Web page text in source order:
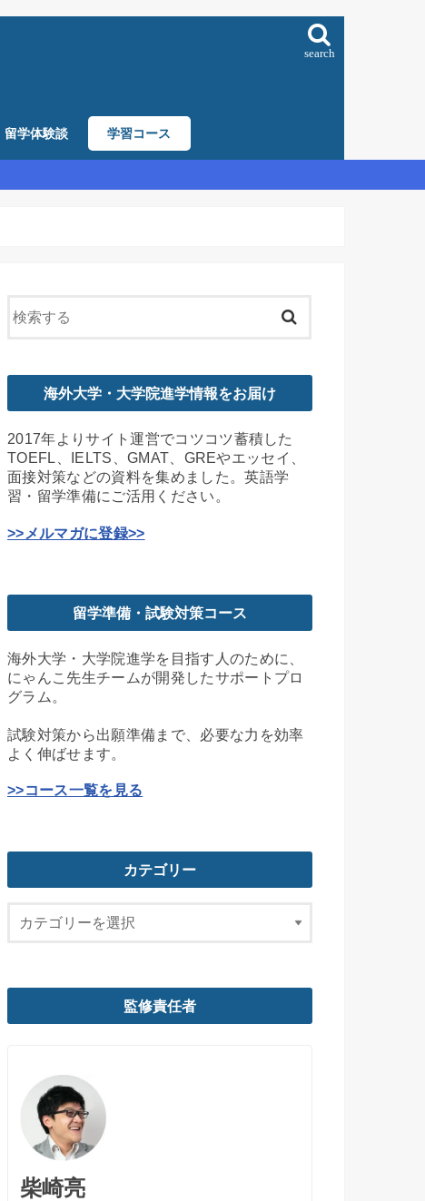
search
留学体験談 学習コース
海外大学・大学院進学情報をお届け
2017年よりサイト運営でコツコツ蓄積した
TOEFL、IELTS、GMAT、GREやエッセイ、
面接対策などの資料を集めました。英語学
習・留学準備にご活用ください。
>>メルマガに登録>>
留学準備・試験対策コース
海外大学・大学院進学を目指す人のために、
にゃんこ先生チームが開発したサポートプロ
グラム。
試験対策から出願準備まで、必要な力を効率
よく伸ばせます。
>>コース一覧を見る
カテゴリー
監修責任者
柴崎亮